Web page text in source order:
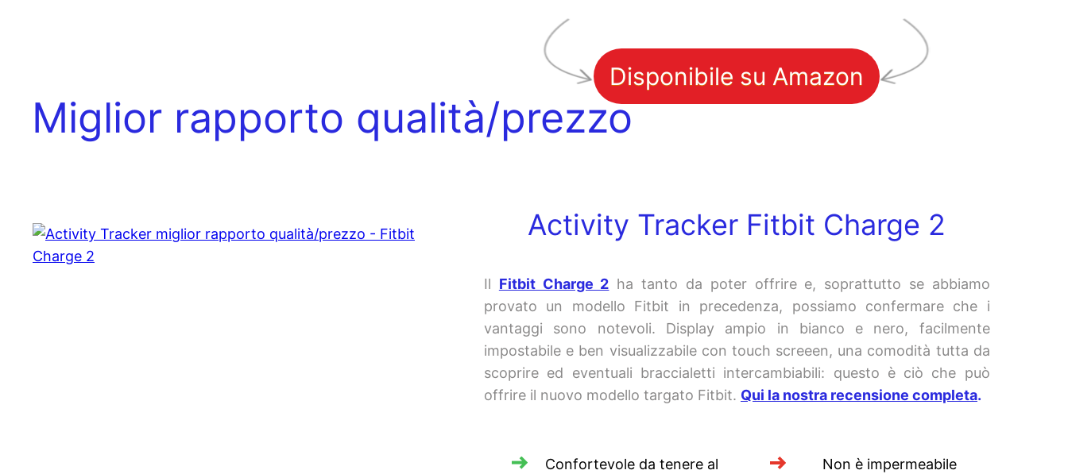
Disponibile su Amazon
Miglior rapporto qualità/prezzo
Activity Tracker Fitbit Charge 2
Il Fitbit Charge 2 ha tanto da poter offrire e, soprattutto se abbiamo
provato un modello Fitbit in precedenza, possiamo confermare che i
vantaggi sono notevoli. Display ampio in bianco e nero, facilmente
impostabile e ben visualizzabile con touch screeen, una comodità tutta da
scoprire ed eventuali braccialetti intercambiabili: questo è ciò che può
offrire il nuovo modello targato Fitbit. Qui la nostra recensione completa.
Confortevole da tenere al
Non è impermeabile